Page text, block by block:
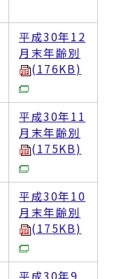
平成30年12
月末年齢別
(176KB)
平成30年11
月末年齢別
(175KB)
平成30年10
月末年齢別
(175KB)